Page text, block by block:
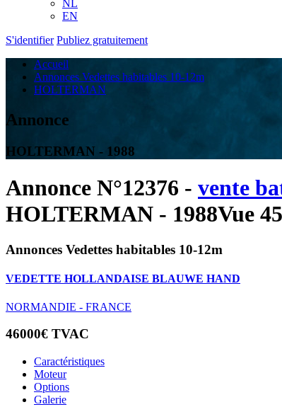
NL
EN
S'identifier Publiez gratuitement
Accueil
Annonces Vedettes habitables 10-12m
HOLTERMAN
Annonce
HOLTERMAN - 1988
Annonce N°12376 - vente
HOLTERMAN - 1988Vue
Annonces Vedettes habitables 10-12m
VEDETTE HOLLANDAISE BLAUWE HAND
NORMANDIE - FRANCE
46000€ TVAC
Caractéristiques
Moteur
Options
Galerie